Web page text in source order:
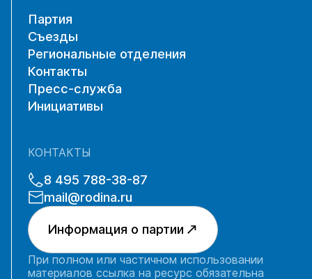
Партия
Съезды
Региональные отделения
Контакты
Пресс-служба
Инициативы
КОНТАКТЫ
8 495 788-38-87
mail@rodina.ru
Информация о партии
При полном или частичном использовании
материалов ссылка на ресурс обязательна